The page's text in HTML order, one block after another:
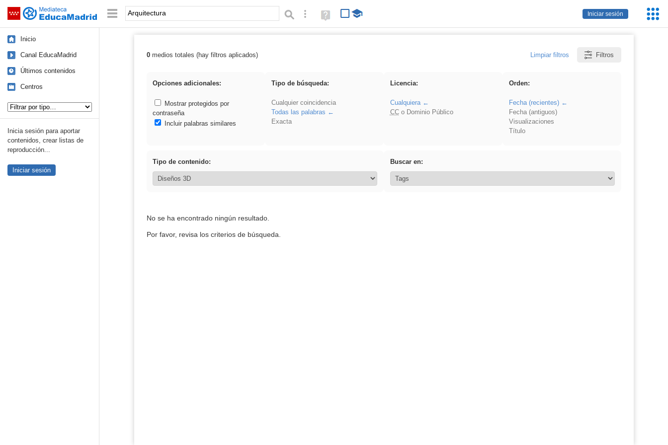
Saltar navegación
Iniciar sesión
Palabra o frase: Búsqueda avanzada
Ayuda
(en
Inicio
Canal EducaMadrid
Últimos contenidos
Centros
Inicia sesión para aportar
contenidos, crear listas de
reproducción...
Iniciar sesión
Resultados de: Arquitectura
0medios totales (hay filtros aplicados) Limpiar filtros Filtros
Opciones adicionales:
Mostrar protegidos por
contraseña
Incluir palabras similares
Tipo de búsqueda:
Cualquier coincidencia
Todas las palabras
Exacta
Licencia:
Cualquiera
CCo Dominio Público
Orden:
Fecha (recientes)
Fecha (antiguos)
Visualizaciones
Título
Tipo de contenido: Buscar en:
No se ha encontrado ningún resultado.
Por favor, revisa los criterios de búsqueda.